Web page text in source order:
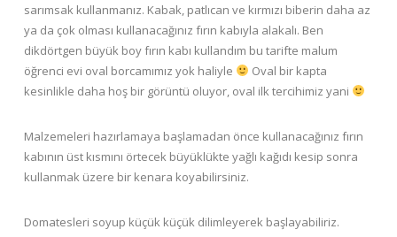
sarımsak kullanmanız. Kabak, patlıcan ve kırmızı biberin daha az
ya da çok olması kullanacağınız fırın kabıyla alakalı. Ben
dikdörtgen büyük boy fırın kabı kullandım bu tarifte malum
öğrenci evi oval borcamımız yok haliyle
Oval bir kapta
kesinlikle daha hoş bir görüntü oluyor, oval ilk tercihimiz yani
Malzemeleri hazırlamaya başlamadan önce kullanacağınız fırın
kabının üst kısmını örtecek büyüklükte yağlı kağıdı kesip sonra
kullanmak üzere bir kenara koyabilirsiniz.
Domatesleri soyup küçük küçük dilimleyerek başlayabiliriz.